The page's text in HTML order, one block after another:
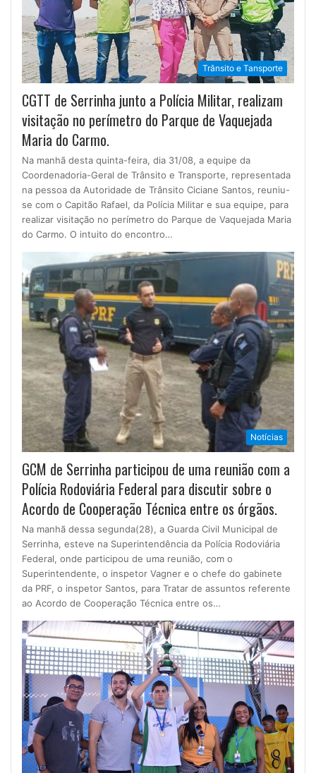
Trânsito e Tansporte
CGTT de Serrinha junto a Polícia Militar, realizam
visitação no perímetro do Parque de Vaquejada
Maria do Carmo.
Na manhã desta quinta-feira, dia 31/08, a equipe da
Coordenadoria-Geral de Trânsito e Transporte, representada
na pessoa da Autoridade de Trânsito Ciciane Santos, reuniu-
se com o Capitão Rafael, da Polícia Militar e sua equipe, para
realizar visitação no perímetro do Parque de Vaquejada Maria
do Carmo. O intuito do encontro…
Notícias
GCM de Serrinha participou de uma reunião com a
Polícia Rodoviária Federal para discutir sobre o
Acordo de Cooperação Técnica entre os órgãos.
Na manhã dessa segunda(28), a Guarda Civil Municipal de
Serrinha, esteve na Superintendência da Polícia Rodoviária
Federal, onde participou de uma reunião, com o
Superintendente, o inspetor Vagner e o chefe do gabinete
da PRF, o inspetor Santos, para Tratar de assuntos referente
ao Acordo de Cooperação Técnica entre os…